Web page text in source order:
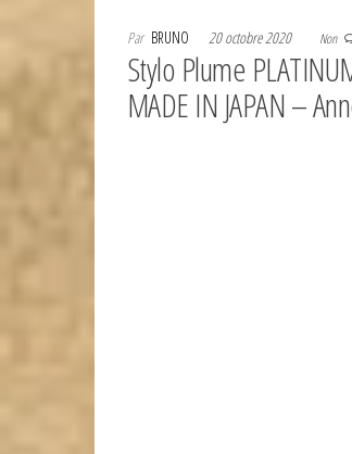
Par BRUNO 20 octobre 2020 Non
Stylo Plume
MADE IN JAPAN –